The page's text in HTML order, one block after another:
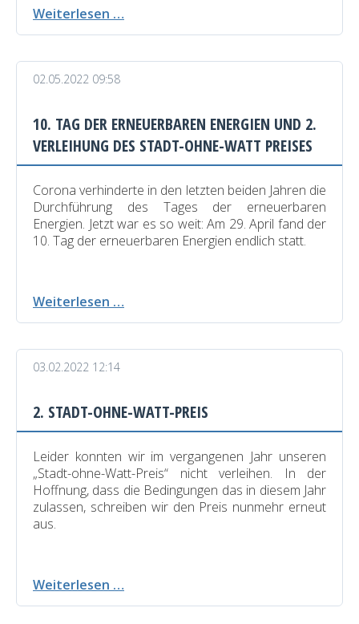
Weiterlesen …
02.05.2022 09:58
10. TAG DER ERNEUERBAREN ENERGIEN UND 2.
VERLEIHUNG DES STADT-OHNE-WATT PREISES
Corona verhinderte in den letzten beiden Jahren die
Durchführung des Tages der erneuerbaren
Energien. Jetzt war es so weit: Am 29. April fand der
10. Tag der erneuerbaren Energien endlich statt.
Weiterlesen …
Erneuerbaren
Verleihung
des
Stadt-
ohne-
Watt
Preises
03.02.2022 12:14
2. STADT-OHNE-WATT-PREIS
Leider konnten wir im vergangenen Jahr unseren
„Stadt-ohne-Watt-Preis“ nicht verleihen. In der
Hoffnung, dass die Bedingungen das in diesem Jahr
zulassen, schreiben wir den Preis nunmehr erneut
aus.
Weiterlesen …